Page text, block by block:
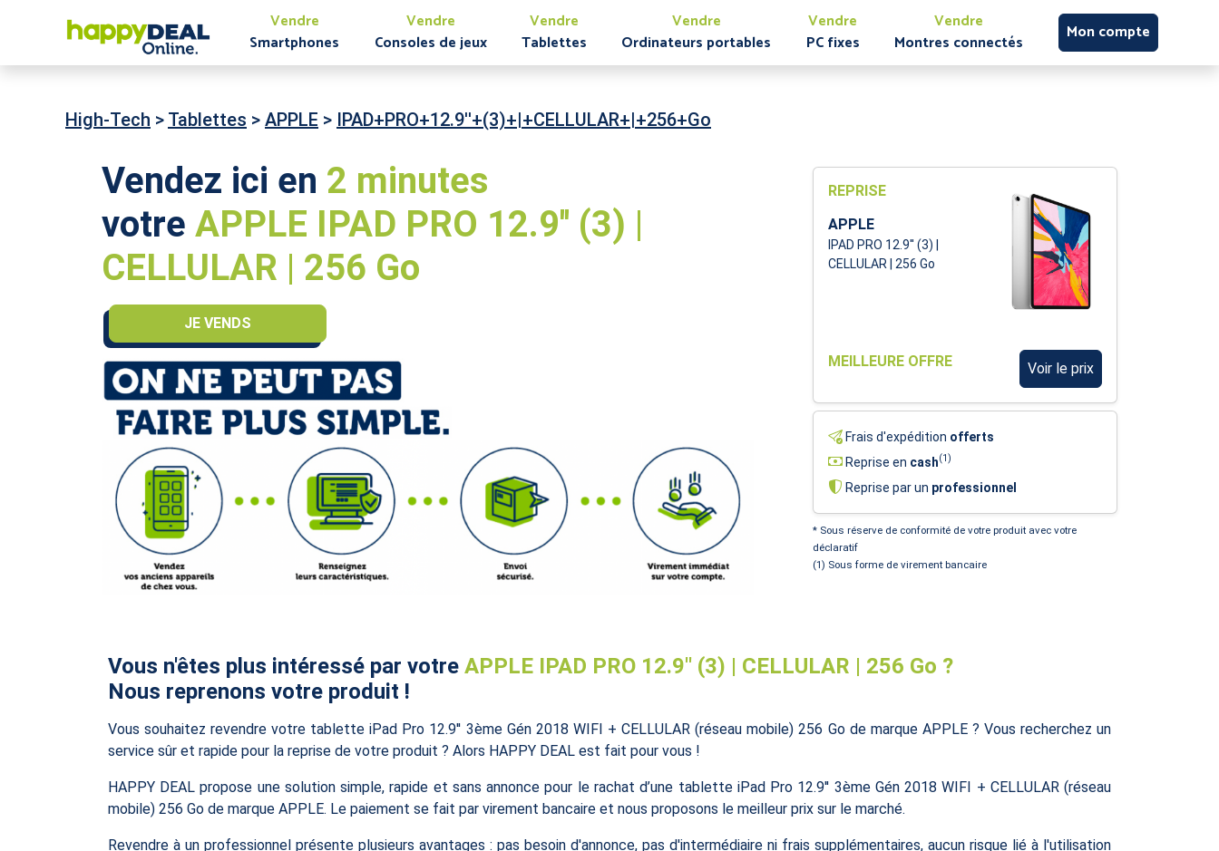
Vendre
Smartphones
Vendre
Consoles de jeux
Vendre
Tablettes
Vendre
Ordinateurs portables
Vendre
PC fixes
Vendre
Montres connectés
Mon compte
High-Tech > Tablettes > APPLE > IPAD+PRO+12.9''+(3)+|+CELLULAR+|+256+Go
Vendez ici en 2 minutes
votre APPLE IPAD PRO 12.9'' (3) |
CELLULAR | 256 Go
JE VENDS
REPRISE
APPLE
IPAD PRO 12.9'' (3) |
CELLULAR | 256 Go
MEILLEURE OFFRE Voir le prix
Frais d'expédition offerts
Reprise en cash(1)
Reprise par un professionnel
* Sous réserve de conformité de votre produit avec votre
déclaratif
(1) Sous forme de virement bancaire
Vous n'êtes plus intéressé par votre APPLE IPAD PRO 12.9'' (3) | CELLULAR | 256 Go ?
Nous reprenons votre produit !
Vous souhaitez revendre votre tablette iPad Pro 12.9'' 3ème Gén 2018 WIFI + CELLULAR (réseau mobile) 256 Go de marque APPLE ? Vous recherchez un
service sûr et rapide pour la reprise de votre produit ? Alors HAPPY DEAL est fait pour vous !
HAPPY DEAL propose une solution simple, rapide et sans annonce pour le rachat d’une tablette iPad Pro 12.9'' 3ème Gén 2018 WIFI + CELLULAR (réseau
mobile) 256 Go de marque APPLE. Le paiement se fait par virement bancaire et nous proposons le meilleur prix sur le marché.
Revendre à un professionnel présente plusieurs avantages : pas besoin d'annonce, pas d'intermédiaire ni frais supplémentaires, aucun risque lié à l'utilisation